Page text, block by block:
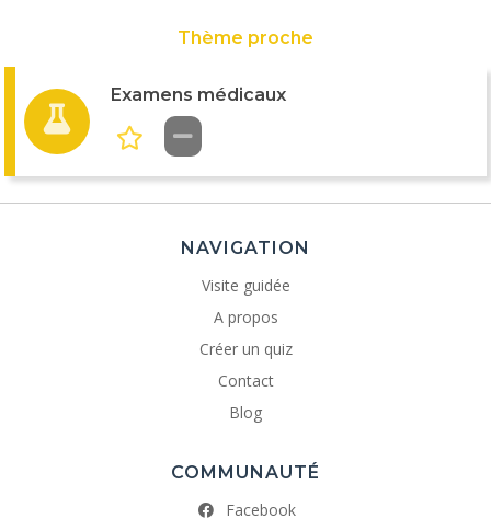
Thème proche
Examens médicaux
NAVIGATION
Visite guidée
A propos
Créer un quiz
Contact
Blog
COMMUNAUTÉ
Facebook